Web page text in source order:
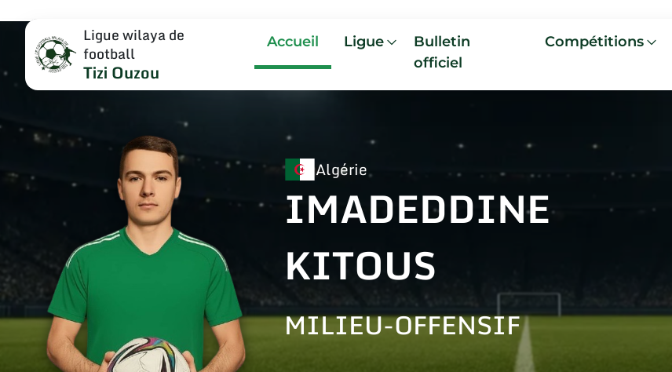
Ligue wilaya de
football
Tizi Ouzou
Accueil Ligue
Bulletin
officiel
Compétitions
Algérie
IMADEDDINE
KITOUS
MILIEU-OFFENSIF